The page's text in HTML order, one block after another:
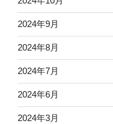
2024年9月
2024年8月
2024年7月
2024年6月
2024年3月